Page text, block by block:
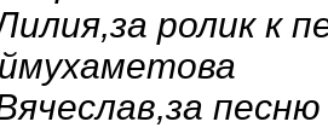
ролик к
песню